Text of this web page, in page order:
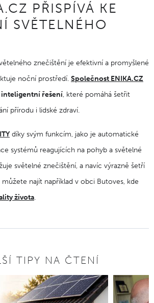
PŘISPÍVÁ KE
SVĚTELNÉHO
znečištění je efektivní a promyšlené
noční prostředí. Společnost ENIKA.CZ
řešení, které pomáhá šetřit
přírodu i lidské zdraví.
díky svým funkcím, jako je automatické
systémů reagujících na pohyb a světelné
světelné znečištění, a navíc výrazně šetří
najít například v obci Butoves, kde
života.
TIPY NA ČTENÍ